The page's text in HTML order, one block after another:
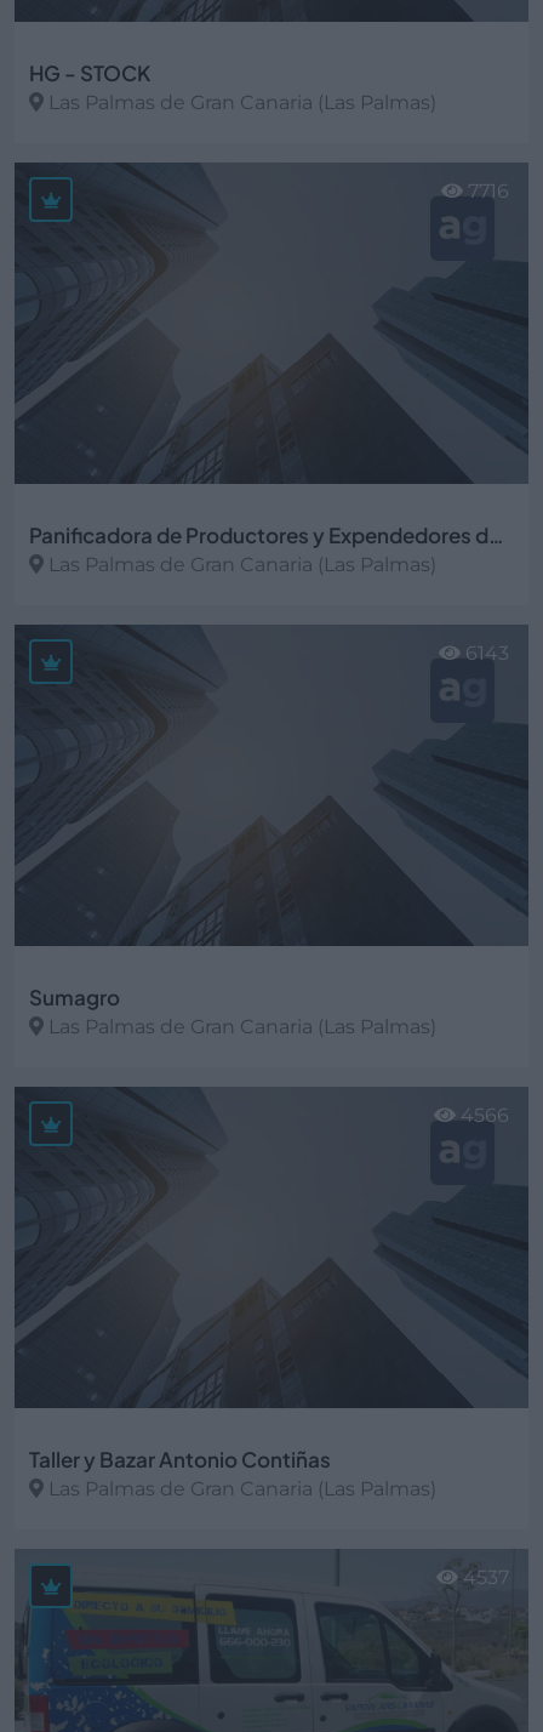
HG - STOCK
Las Palmas de Gran Canaria (Las Palmas)
Panificadora de Productores y Expendedores de Las Palmas
Las Palmas de Gran Canaria (Las Palmas)
7716
Sumagro
Las Palmas de Gran Canaria (Las Palmas)
6143
Taller y Bazar Antonio Contiñas
Las Palmas de Gran Canaria (Las Palmas)
4566
4537